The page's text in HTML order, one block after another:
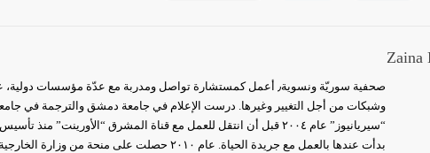
Zaina
وشبكات من أجل التغيير وغيرها. درست الإعلام في جامعة دمشق والترجمة في